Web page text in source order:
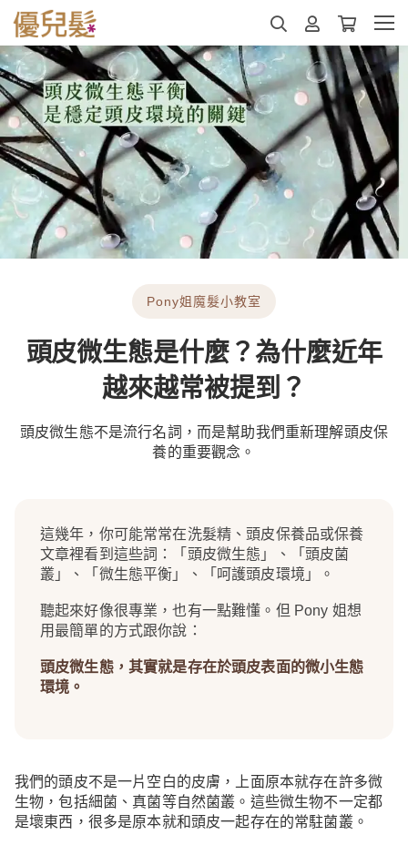
Pony姐魔髮小教室
頭皮微生態是什麼？為什麼近年
越來越常被提到？
頭皮微生態不是流行名詞，而是幫助我們重新理解頭皮保
養的重要觀念。
這幾年，你可能常常在洗髮精、頭皮保養品或保養
文章裡看到這些詞：「頭皮微生態」、「頭皮菌
叢」、「微生態平衡」、「呵護頭皮環境」。
聽起來好像很專業，也有一點難懂。但 Pony 姐想
用最簡單的方式跟你說：
頭皮微生態，其實就是存在於頭皮表面的微小生態
環境。
我們的頭皮不是一片空白的皮膚，上面原本就存在許多微
生物，包括細菌、真菌等自然菌叢。這些微生物不一定都
是壞東西，很多是原本就和頭皮一起存在的常駐菌叢。